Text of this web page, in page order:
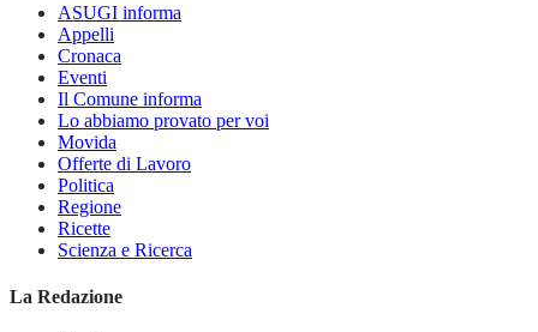
ASUGI informa
Appelli
Cronaca
Eventi
Il Comune informa
Lo abbiamo provato per voi
Movida
Offerte di Lavoro
Politica
Regione
Ricette
Scienza e Ricerca
La Redazione